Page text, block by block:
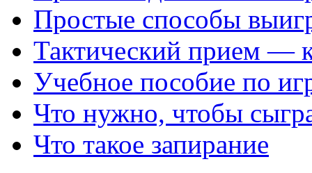
Простые способы
Тактический прием —
Учебное пособие по
Что нужно, чтобы
Что такое запирание